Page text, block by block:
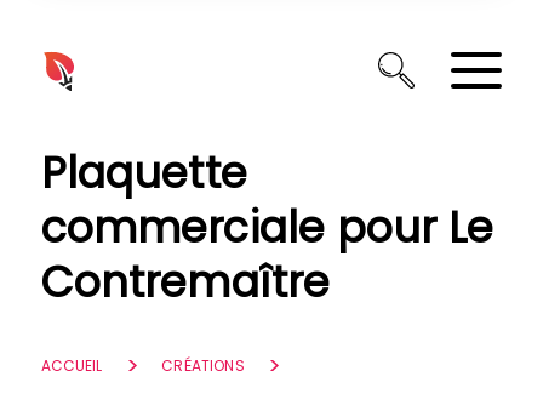
Plaquette
commerciale pour Le
Contremaître
ACCUEIL CRÉATIONS